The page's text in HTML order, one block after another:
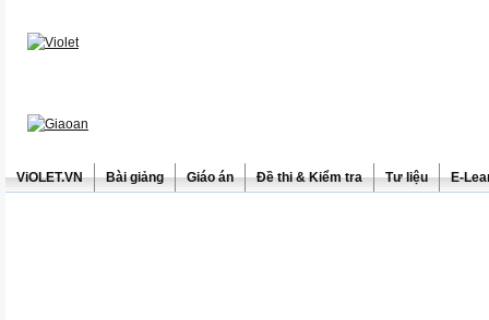
ViOLET.VN Bài giảng Giáo án Đề thi & Kiểm tra Tư liệu E-